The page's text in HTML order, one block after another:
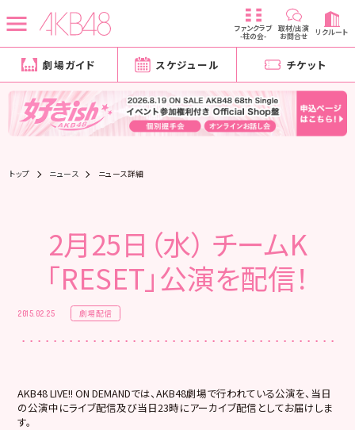
ファンクラブ
-柱の会-
取材/出演
お問合せ リクルート
劇場ガイド スケジュール チケット
トップ ニュース ニュース詳細
2月25日（水） チームK
「RESET」公演を配信！
2015.02.25 劇場配信
AKB48 LIVE!! ON DEMANDでは、AKB48劇場で行われている公演を、当日
の公演中にライブ配信及び当日23時にアーカイブ配信としてお届けしま
す。